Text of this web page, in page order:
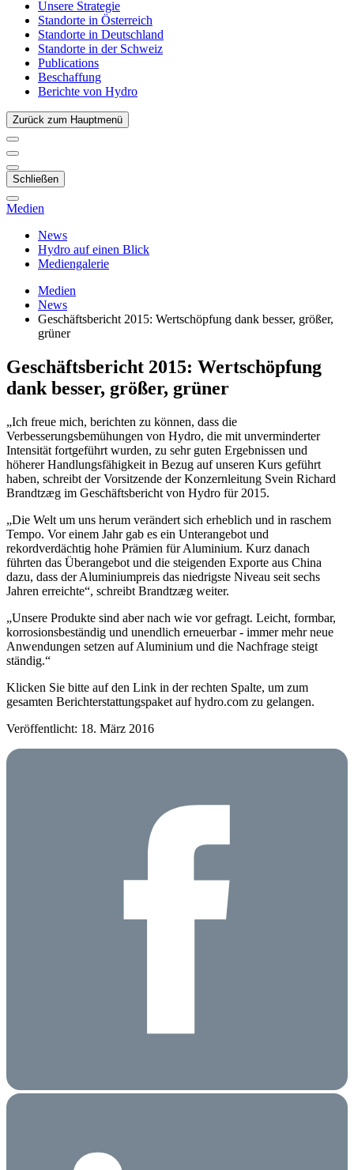
Unsere Strategie
Standorte in Österreich
Standorte in Deutschland
Standorte in der Schweiz
Publications
Beschaffung
Berichte von Hydro
Zurück zum Hauptmenü
Schließen
Medien
News
Hydro auf einen Blick
Mediengalerie
Medien
News
Geschäftsbericht 2015: Wertschöpfung dank besser, größer,
grüner
Geschäftsbericht 2015: Wertschöpfung
dank besser, größer, grüner
„Ich freue mich, berichten zu können, dass die
Verbesserungsbemühungen von Hydro, die mit unverminderter
Intensität fortgeführt wurden, zu sehr guten Ergebnissen und
höherer Handlungsfähigkeit in Bezug auf unseren Kurs geführt
haben, schreibt der Vorsitzende der Konzernleitung Svein Richard
Brandtzæg im Geschäftsbericht von Hydro für 2015.
„Die Welt um uns herum verändert sich erheblich und in raschem
Tempo. Vor einem Jahr gab es ein Unterangebot und
rekordverdächtig hohe Prämien für Aluminium. Kurz danach
führten das Überangebot und die steigenden Exporte aus China
dazu, dass der Aluminiumpreis das niedrigste Niveau seit sechs
Jahren erreichte“, schreibt Brandtzæg weiter.
„Unsere Produkte sind aber nach wie vor gefragt. Leicht, formbar,
korrosionsbeständig und unendlich erneuerbar - immer mehr neue
Anwendungen setzen auf Aluminium und die Nachfrage steigt
ständig.“
Klicken Sie bitte auf den Link in der rechten Spalte, um zum
gesamten Berichterstattungspaket auf hydro.com zu gelangen.
Veröffentlicht: 18. März 2016